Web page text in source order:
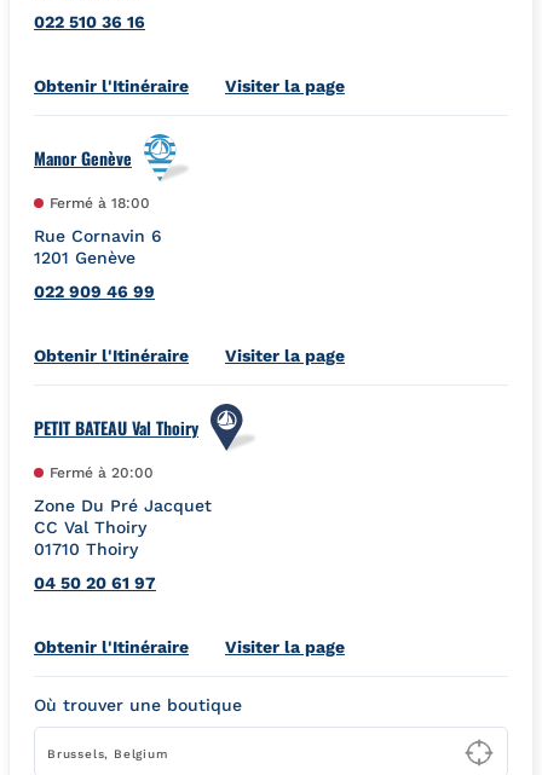
022 510 36 16
Obtenir l'ItinéraireLink Opens in New Tab
Visiter la page
Manor Genève
Fermé à 18:00
Rue Cornavin 6
1201 Genève
022 909 46 99
Obtenir l'ItinéraireLink Opens in New Tab
Visiter la page
PETIT BATEAU Val Thoiry
Fermé à 20:00
Zone Du Pré Jacquet
CC Val Thoiry
01710 Thoiry
04 50 20 61 97
Obtenir l'ItinéraireLink Opens in New Tab
Visiter la page
Où trouver une boutique